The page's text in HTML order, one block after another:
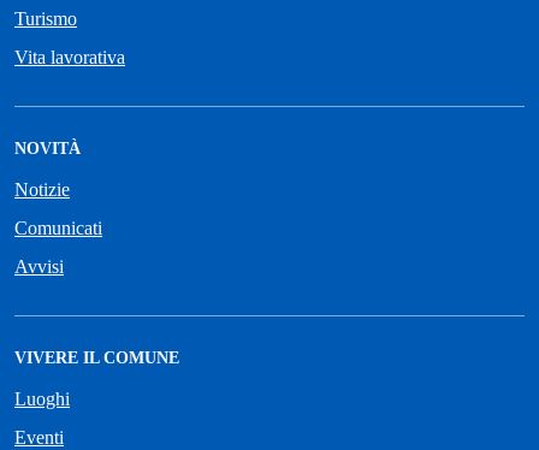
Turismo
Vita lavorativa
NOVITÀ
Notizie
Comunicati
Avvisi
VIVERE IL COMUNE
Luoghi
Eventi